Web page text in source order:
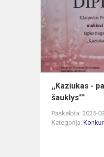
,,Kaziukas -
šauklys""
Paskelbta: 2025-
Kategorija: